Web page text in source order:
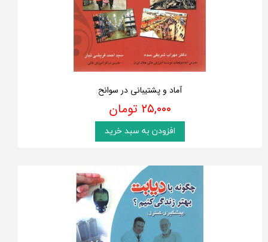
آماد و پشتیبانی در سوانح
۲۵,۰۰۰ تومان
افزودن به سبد خرید